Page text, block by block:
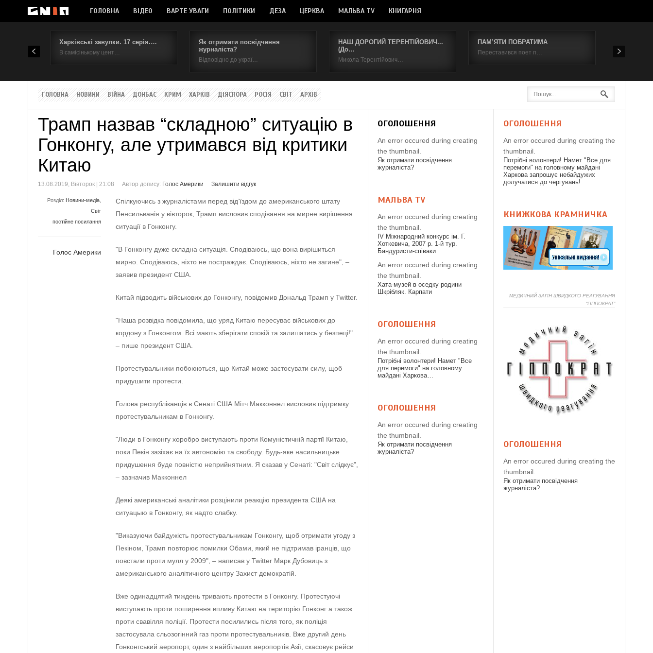
ГОЛОВНА ВІДЕО ВАРТЕ УВАГИ ПОЛІТИКИ ДЕЗА ЦЕРКВА МАЛЬВА TV КНИГАРНЯ
Харківські завулки. 17 серія.…
В самісінькому цент…
Як отримати посвідчення
журналіста?
Відповідно до украї…
НАШ ДОРОГИЙ ТЕРЕНТІЙОВИЧ...
(До…
Микола Терентійович…
ПАМ’ЯТИ ПОБРАТИМА
Переставився поет п… 19 червня
ГОЛОВНА НОВИНИ ВІЙНА ДОНБАС КРИМ ХАРКІВ ДІЯСПОРА РОСІЯ СВІТ АРХІВ
Трамп назвав “складною” ситуацію в
Гонконгу, але утримався від критики
Китаю
13.08.2019, Вівторок | 21:08 Автор допису: Голос Америки Залишити відгук
Розділ: Новини-медіа
Світ
постійне посилання
Голос Америки
Спілкуючись з журналістами перед від’їздом до американського штату
Пенсильванія у вівторок, Трамп висловив сподівання на мирне вирішення
ситуації в Гонконгу.
"В Гонконгу дуже складна ситуація. Сподіваюсь, що вона вирішиться
мирно. Сподіваюсь, ніхто не постраждає. Сподіваюсь, ніхто не загине", –
заявив президент США.
Китай підводить військових до Гонконгу, повідомив Дональд Трамп у Twitter.
"Наша розвідка повідомила, що уряд Китаю пересуває військових до
кордону з Гонконгом. Всі мають зберігати спокій та залишатись у безпеці!"
– пише президент США.
Протестувальники побоюються, що Китай може застосувати силу, щоб
придушити протести.
Голова республіканців в Сенаті США Мітч Макконнел висловив підтримку
протестувальникам в Гонконгу.
"Люди в Гонконгу хоробро виступають проти Комуністичній партії Китаю,
поки Пекін зазіхає на їх автономію та свободу. Будь-яке насильницьке
придушення буде повністю неприйнятним. Я сказав у Сенаті: "Світ слідкує",
– зазначив Макконнел
Деякі американські аналітики розцінили реакцію президента США на
ситуацыю в Гонконгу, як надто слабку.
"Виказуючи байдужість протестувальникам Гонконгу, щоб отримати угоду з
Пекіном, Трамп повторює помилки Обами, який не підтримав іранців, що
повстали проти мулл у 2009", – написав у Twitter Марк Дубовиць з
американського аналітичного центру Захист демократій.
Вже одинадцятий тиждень тривають протести в Гонконгу. Протестуючі
виступають проти поширення впливу Китаю на територію Гонконг а також
проти свавілля поліції. Протести посилились після того, як поліція
застосувала сльозогінний газ проти протестувальників. Вже другий день
Гонконгський аеропорт, один з найбільших аеропортів Азії, скасовує рейси
ОГОЛОШЕННЯ
An error occured during creating
the thumbnail.
Як отримати посвідчення
журналіста?
МАЛЬВА TV
An error occured during creating
the thumbnail.
IV Міжнародний конкурс ім. Г.
Хоткевича, 2007 р. 1-й тур.
Бандуристи-співаки
An error occured during creating
the thumbnail.
Хата-музей в оседку родини
Шкрібляк. Карпати
ОГОЛОШЕННЯ
An error occured during creating
the thumbnail.
Потрібні волонтери! Намет "Все
для перемоги" на головному
майдані Харкова…
ОГОЛОШЕННЯ
An error occured during creating
the thumbnail.
Як отримати посвідчення
журналіста?
ОГОЛОШЕННЯ
An error occured during creating the
thumbnail.
Потрібні волонтери! Намет "Все для
перемоги" на головному майдані
Харкова запрошує небайдужих
долучатися до чергувань!
КНИЖКОВА КРАМНИЧКА
МЕДИЧНИЙ ЗАГІН ШВИДКОГО РЕАГУВАННЯ
“ГІППОКРАТ”
ОГОЛОШЕННЯ
An error occured during creating the
thumbnail.
Як отримати посвідчення
журналіста?